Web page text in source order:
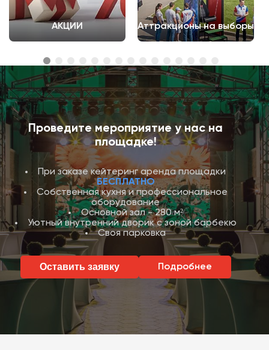
АКЦИИ Аттракционы на выборы
Проведите мероприятие у нас на
площадке!
При заказе кейтеринг аренда площадки
БЕСПЛАТНО
Собственная кухня и профессиональное
оборудование
Основной зал - 280 м²
Уютный внутренний дворик с зоной барбекю
Своя парковка
Оставить заявку Подробнее